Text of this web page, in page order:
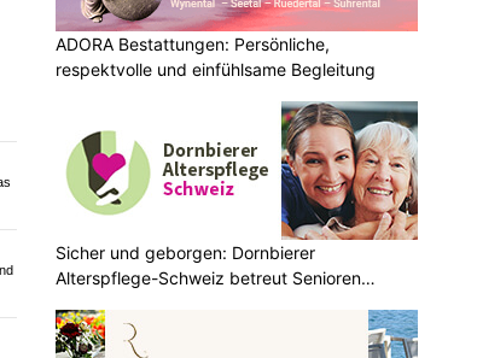
ADORA Bestattungen: Persönliche,
respektvolle und einfühlsame Begleitung
Sicher und geborgen: Dornbierer
Alterspflege-Schweiz betreut Senioren